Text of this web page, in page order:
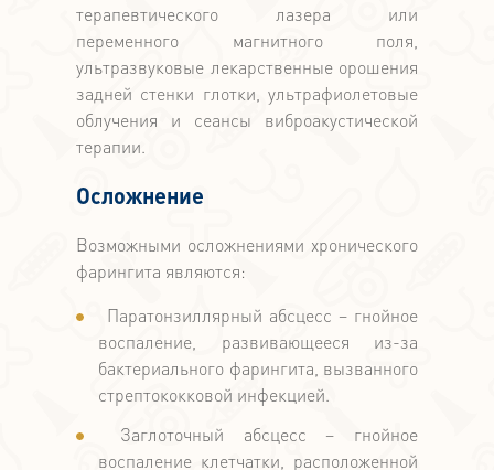
терапевтического лазера или
переменного магнитного поля,
ультразвуковые лекарственные орошения
задней стенки глотки, ультрафиолетовые
облучения и сеансы виброакустической
терапии.
Осложнение
Возможными осложнениями хронического
фарингита являются:
Паратонзиллярный абсцесс – гнойное
воспаление, развивающееся из-за
бактериального фарингита, вызванного
стрептококковой инфекцией.
Заглоточный абсцесс – гнойное
воспаление клетчатки, расположенной